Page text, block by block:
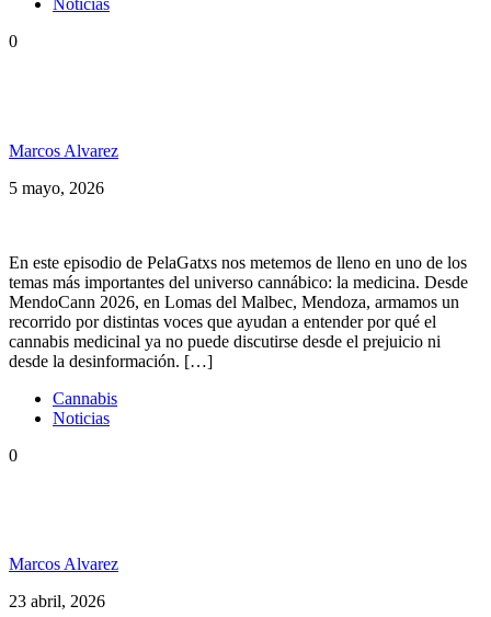
Noticias
0
Marcos Alvarez
5 mayo, 2026
En este episodio de PelaGatxs nos metemos de lleno en uno de los
temas más importantes del universo cannábico: la medicina. Desde
MendoCann 2026, en Lomas del Malbec, Mendoza, armamos un
recorrido por distintas voces que ayudan a entender por qué el
cannabis medicinal ya no puede discutirse desde el prejuicio ni
desde la desinformación. […]
Cannabis
Noticias
0
Marcos Alvarez
23 abril, 2026